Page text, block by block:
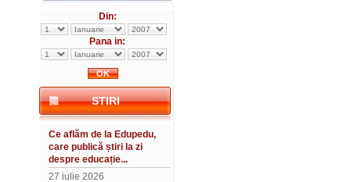
Din:
Pana in:
STIRI
Ce aflăm de la Edupedu,
care publică știri la zi
despre educație...
27 iulie 2026